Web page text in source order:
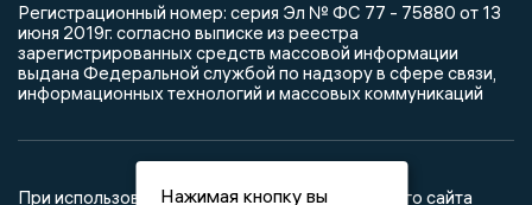
Регистрационный номер: серия Эл № ФС 77 - 75880 от 13
июня 2019г. согласно выписке из реестра
зарегистрированных средств массовой информации
выдана Федеральной службой по надзору в сфере связи,
информационных технологий и массовых коммуникаций
При использовании любого материала с данного сайта
Нажимая кнопку вы